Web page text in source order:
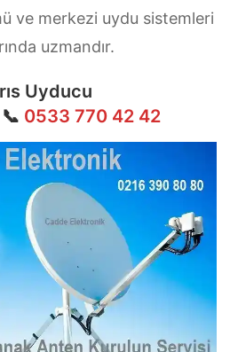
ve merkezi uydu sistemleri
uzmandır.
Uyducu
0533 770 42 42